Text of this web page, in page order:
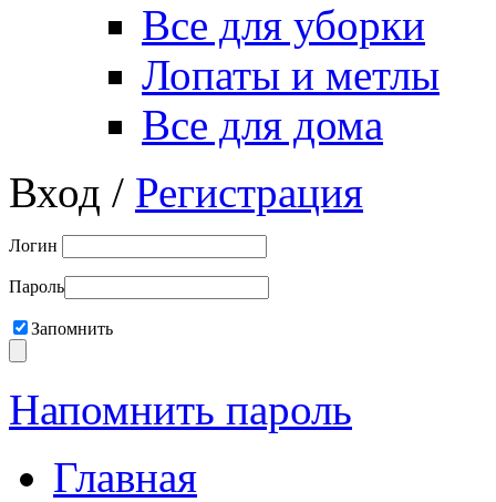
Все для уборки
Лопаты и метлы
Все для дома
Вход / Регистрация
Логин
Пароль
Запомнить
Напомнить пароль
Главная